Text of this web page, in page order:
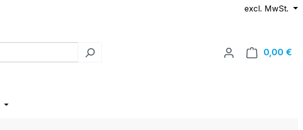
excl. MwSt.
0,00 €